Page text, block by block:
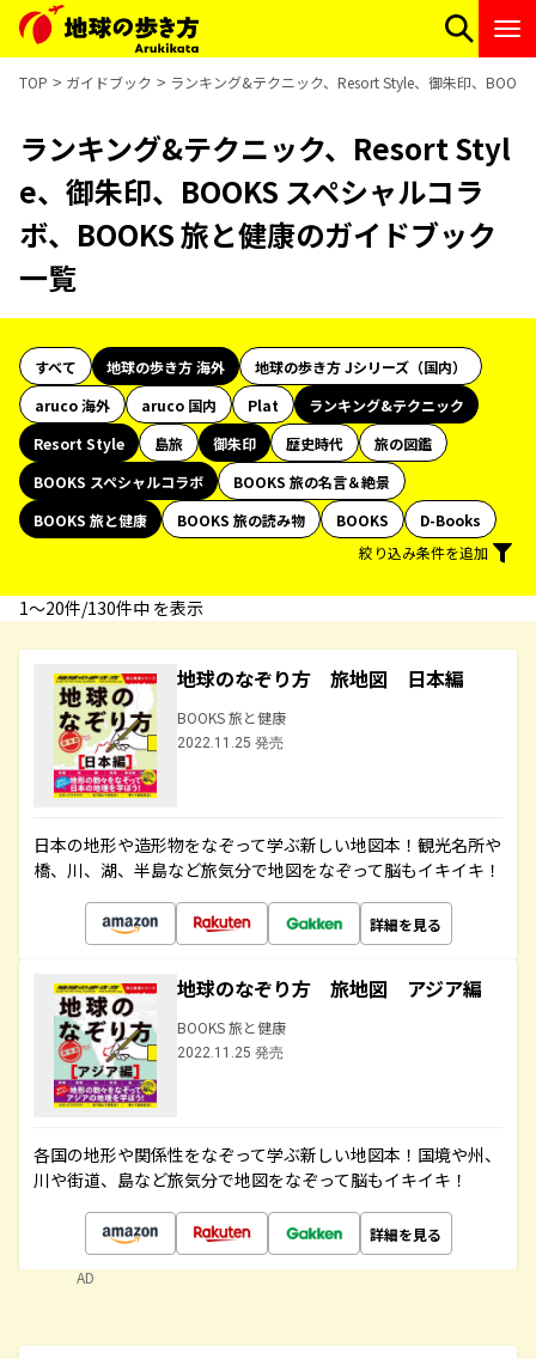
TOP ガイドブック ランキング&テクニック、Resort Style、御朱印、
ランキング&テクニック、Resort Styl
e、御朱印、BOOKS スペシャルコラ
ボ、BOOKS 旅と健康のガイドブック
一覧
すべて 地球の歩き方 海外
地球の歩き方 Jシリーズ（国内）
aruco 海外
aruco 国内 Plat
ランキング&テクニック
Resort Style
島旅 御朱印 歴史時代
旅の図鑑
BOOKS スペシャルコラボ
BOOKS 旅の名言＆絶景
BOOKS 旅と健康
BOOKS 旅の読み物 BOOKS
D-Books
絞り込み条件を追加
1〜20件/130件中 を表示
地球のなぞり方 旅地図 日本編
BOOKS 旅と健康
2022.11.25 発売
日本の地形や造形物をなぞって学ぶ新しい地図本！観光名所や
橋、川、湖、半島など旅気分で地図をなぞって脳もイキイキ！
詳細を見る
地球のなぞり方 旅地図 アジア編
BOOKS 旅と健康
2022.11.25 発売
各国の地形や関係性をなぞって学ぶ新しい地図本！国境や州、
川や街道、島など旅気分で地図をなぞって脳もイキイキ！
詳細を見る
AD